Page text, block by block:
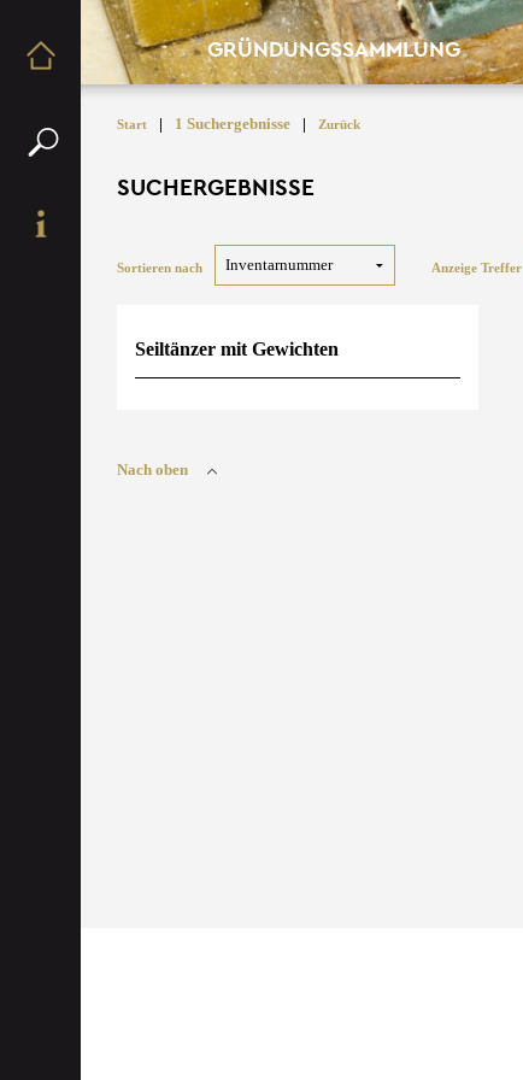
GRÜNDUNGSSAMMLUNG
Start | 1 Suchergebnisse | Zurück
SUCHERGEBNISSE
Sortieren nach Anzeige Treffer
Seiltänzer mit Gewichten
Nach oben